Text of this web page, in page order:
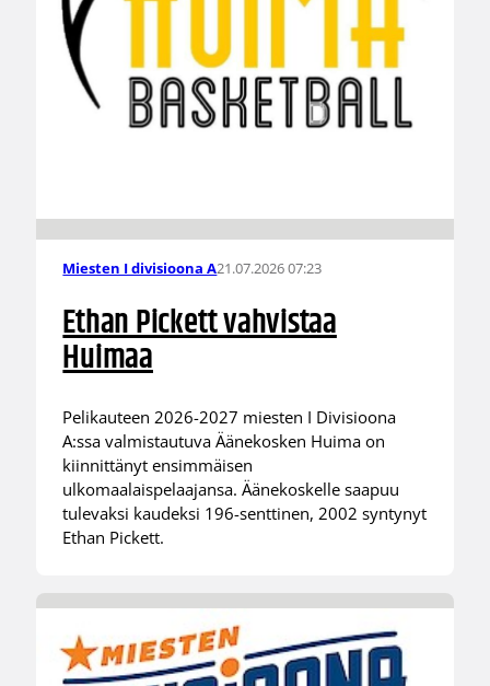
Miesten I divisioona A21.07.2026 07:23
Ethan Pickett vahvistaa
Huimaa
Pelikauteen 2026-2027 miesten I Divisioona
A:ssa valmistautuva Äänekosken Huima on
kiinnittänyt ensimmäisen
ulkomaalaispelaajansa. Äänekoskelle saapuu
tulevaksi kaudeksi 196-senttinen, 2002 syntynyt
Ethan Pickett.